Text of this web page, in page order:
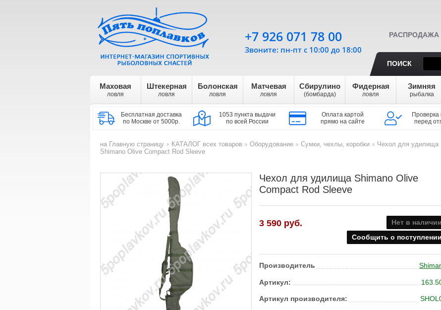
РАСПРОДАЖА
ПОИСК
Маховая
ловля
Штекерная
ловля
Болонская
ловля
Матчевая
ловля
Сбирулино
(бомбарда)
Фидерная
ловля
Зимняя
рыбалка
Бесплатная доставка
по Москве от 5000р.
1053 пункта выдачи
по всей России
Оплата картой
прямо на сайте
Проверка
перед
+7 926 071 78 00
Звоните: пн-пт с 10:00 до 18:00
на Главную страницу
>
КАТАЛОГ всех товаров
Оборудование
Сумки, чехлы, коробки
Чехол для удилища
Shimano Olive Compact Rod Sleeve
Чехол для удилища Shimano Olive
Compact Rod Sleeve
3 590 руб.
Нет в наличии
Сообщить о поступлении
Производитель
Артикул:
Артикул производителя: